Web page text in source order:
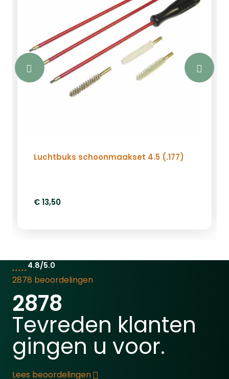
kogeltjes bij deze set. Wanneer u kiest
voor kaliber 4.5 ontvangt u 500 stuks
Excite plinking 4.5, wanneer u kiest voor
kaliber 5.5 ontvangt u 250 stuks Excite
plinking 5.5.SpecificatiesWeihrauch
HW50SGroene DBS Elite
foudraalMagnum kogelvanger100
SchietkaartenKogeltjes: 4.5mm 500
Luchtbuks schoonmaakset 4.5 (.177)
€ 13,50
4.8/5.0
2878 beoordelingen
2878
Tevreden klanten
gingen u voor.
Lees beoordelingen